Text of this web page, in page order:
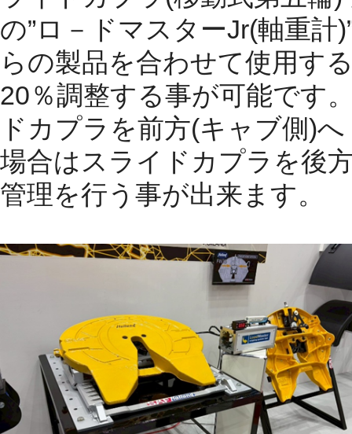
の”ロ－ドマスターJr(軸重計
らの製品を合わせて使用す
20％調整する事が可能です
ドカプラを前方(キャブ側)へ
場合はスライドカプラを後
管理を行う事が出来ます。